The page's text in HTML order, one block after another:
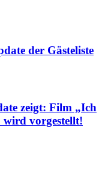
der Gästeliste
zeigt: Film „Ich
wird vorgestellt!